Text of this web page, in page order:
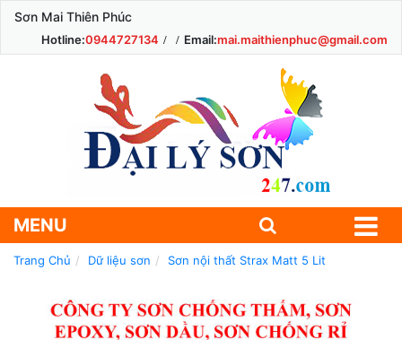
Sơn Mai Thiên Phúc
Hotline:0944727134 Email:mai.maithienphuc@gmail.com
MENU
Trang Chủ Dữ liệu sơn Sơn nội thất Strax Matt 5 Lit